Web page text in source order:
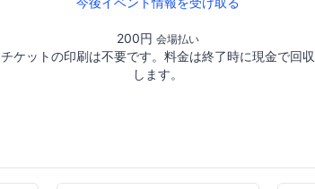
200円 会場払い
チケットの印刷は不要です。料金は終了時に現金で回収
します。